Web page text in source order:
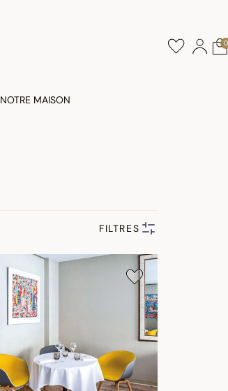
0
NOTRE MAISON
FILTRES